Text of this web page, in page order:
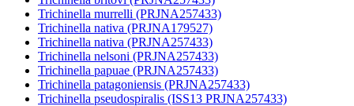
Trichinella murrelli (PRJNA257433)
Trichinella nativa (PRJNA179527)
Trichinella nativa (PRJNA257433)
Trichinella nelsoni (PRJNA257433)
Trichinella papuae (PRJNA257433)
Trichinella patagoniensis (PRJNA257433)
Trichinella pseudospiralis (ISS13 PRJNA257433)